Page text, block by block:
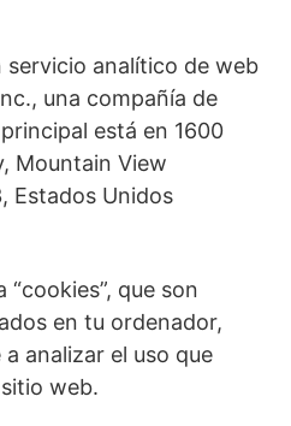
servicio analítico de web
una compañía de
está en 1600
Mountain View
Estados Unidos
que son
en tu ordenador,
analizar el uso que
web.